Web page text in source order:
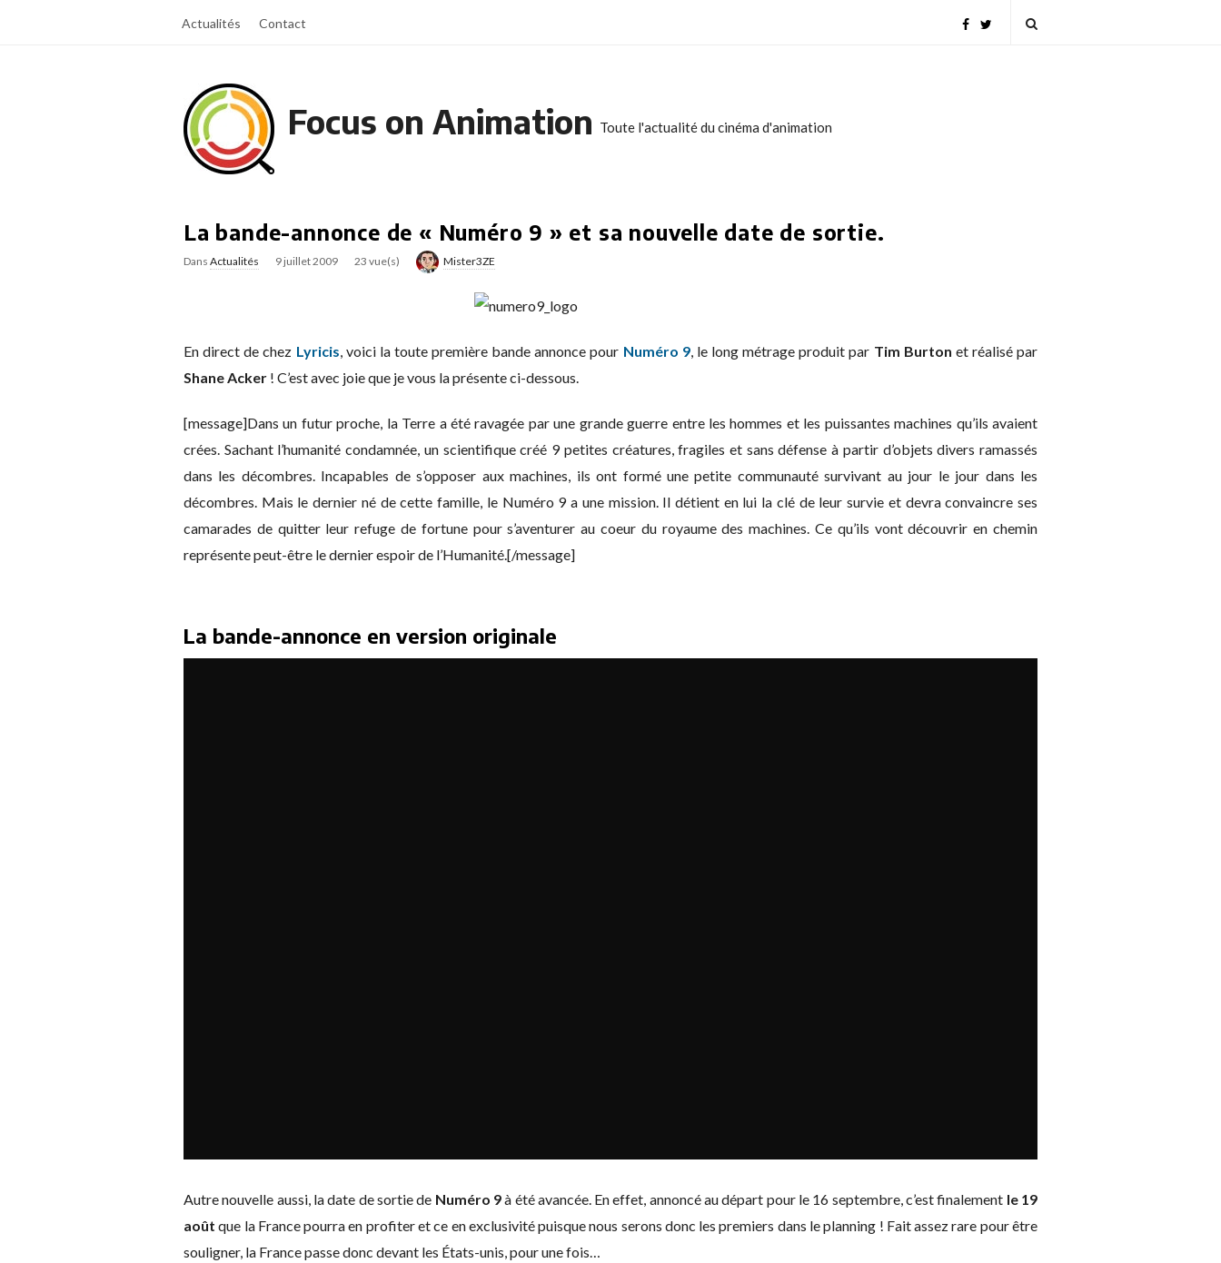
Actualités Contact
Focus on Animation Toute l'actualité du cinéma d'animation
La bande-annonce de « Numéro 9 » et sa nouvelle date de sortie.
Dans Actualités 9 juillet 2009 23 vue(s) Mister3ZE
En direct de chez Lyricis, voici la toute première bande annonce pour Numéro 9, le long métrage produit par Tim Burton et réalisé par
Shane Acker ! C’est avec joie que je vous la présente ci-dessous.
[message]Dans un futur proche, la Terre a été ravagée par une grande guerre entre les hommes et les puissantes machines qu’ils avaient
crées. Sachant l’humanité condamnée, un scientifique créé 9 petites créatures, fragiles et sans défense à partir d’objets divers ramassés
dans les décombres. Incapables de s’opposer aux machines, ils ont formé une petite communauté survivant au jour le jour dans les
décombres. Mais le dernier né de cette famille, le Numéro 9 a une mission. Il détient en lui la clé de leur survie et devra convaincre ses
camarades de quitter leur refuge de fortune pour s’aventurer au coeur du royaume des machines. Ce qu’ils vont découvrir en chemin
représente peut-être le dernier espoir de l’Humanité.[/message]
La bande-annonce en version originale
Autre nouvelle aussi, la date de sortie de Numéro 9à été avancée. En effet, annoncé au départ pour le 16 septembre, c’est finalement le 19
août que la France pourra en profiter et ce en exclusivité puisque nous serons donc les premiers dans le planning ! Fait assez rare pour être
souligner, la France passe donc devant les États-unis, pour une fois…